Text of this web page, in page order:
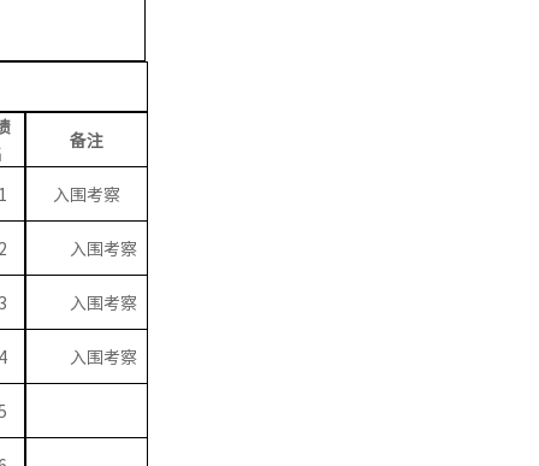
备注
1
入围考察
2
入围考察
3
入围考察
4
入围考察